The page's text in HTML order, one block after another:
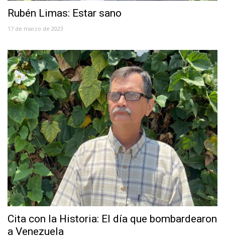
Rubén Limas: Estar sano
17 de marzo de 2023
Cita con la Historia: El día que bombardearon
a Venezuela